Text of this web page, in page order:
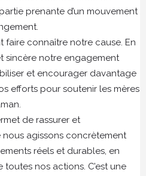
prenante d’un mouvement
faire connaître notre cause. En
sincère notre engagement
et encourager davantage
efforts pour soutenir les mères
de rassurer et
nous agissons concrètement
réels et durables, en
nos actions. C’est une